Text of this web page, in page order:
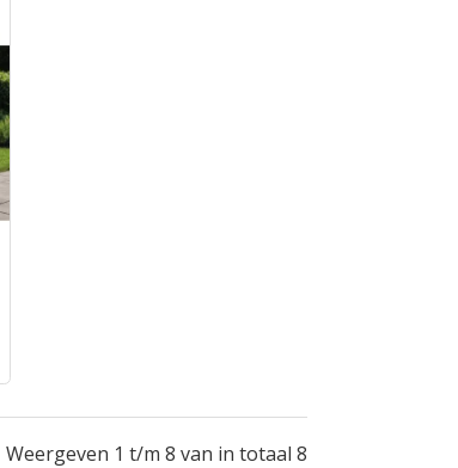
Weergeven 1 t/m 8 van in totaal 8